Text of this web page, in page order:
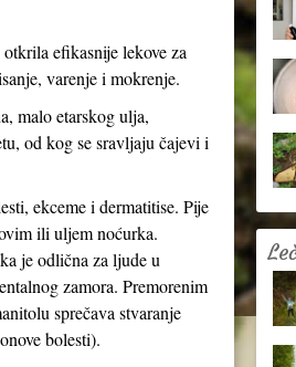
efikasnije lekove za
varenje i mokrenje.
malo etarskog ulja,
od kog se sravljaju čajevi i
ekceme i dermatitise. Pije
ili uljem noćurka.
je odlična za ljude u
zamora. Premorenim
sprečava stvaranje
bolesti).